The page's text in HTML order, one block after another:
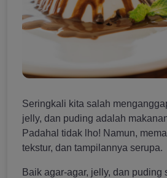
Seringkali kita salah
jelly, dan puding adalah
Padahal tidak lho! Namun,
tekstur, dan tampilannya serupa.
Baik agar-agar, jelly, dan puding